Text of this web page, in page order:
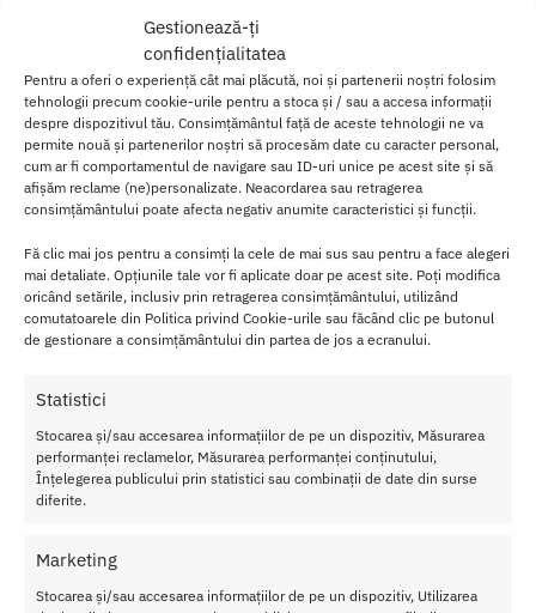
Gestionează-ți
confidențialitatea
Pentru a oferi o experiență cât mai plăcută, noi și partenerii noștri folosim
tehnologii precum cookie-urile pentru a stoca și / sau a accesa informații
despre dispozitivul tău. Consimțământul față de aceste tehnologii ne va
permite nouă și partenerilor noștri să procesăm date cu caracter personal,
cum ar fi comportamentul de navigare sau ID-uri unice pe acest site și să
afișăm reclame (ne)personalizate. Neacordarea sau retragerea
consimțământului poate afecta negativ anumite caracteristici și funcții.
Fă clic mai jos pentru a consimți la cele de mai sus sau pentru a face alegeri
mai detaliate. Opțiunile tale vor fi aplicate doar pe acest site. Poți modifica
oricând setările, inclusiv prin retragerea consimțământului, utilizând
comutatoarele din Politica privind Cookie-urile sau făcând clic pe butonul
de gestionare a consimțământului din partea de jos a ecranului.
Statistici
Stocarea și/sau accesarea informațiilor de pe un dispozitiv, Măsurarea
performanței reclamelor, Măsurarea performanței conținutului,
Înțelegerea publicului prin statistici sau combinații de date din surse
diferite.
Marketing
Stocarea și/sau accesarea informațiilor de pe un dispozitiv, Utilizarea
Set Lenjerie 3 Piese Obsessive
Maxima, Design Elaborat si Confort
Set Lenjerie 3 Piese Obsessive – Tanga Decupat Sutien cu Sarma si
Guler, este creat pentru a expune seducator pielea si a oferi o
potrivire perfecta, adaugand elemente seducatoare elegante.
Seductie Cu Decupaj:Setul include un tanga snur decupat, care
ofera acces direct si un aspect extrem de provocator, completat
de un stil cu inele si barete.
Design Elaborat si Ajustabil: Sutienul are sarma si bretele
decorative peste cupe. Inclusiv gulerul (banda gat) din barete,
care se conecteaza la portjartier, este complet reglabil si se
Dantela Fina si Barete
decorative, care creeaza un efect vizual pe corp, fiind moale si
elastic pentru un confort maxim.
Calitate de Lux:
elastan) pentru o potrivire foarte confortabila.
Set Lenjerie 3 Piese Obsessive: Functii, Materiale si